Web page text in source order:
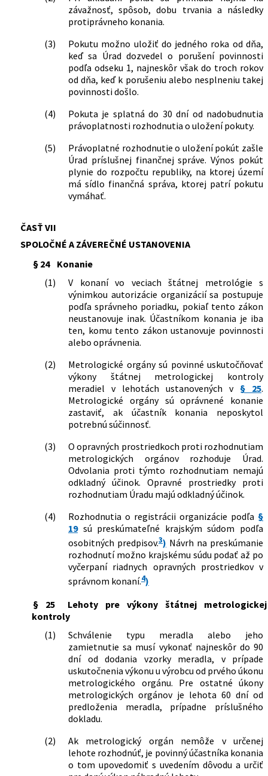
závažnosť, spôsob, dobu trvania a následky
protiprávneho konania.
(3)
Pokutu možno uložiť do jedného roka od dňa,
keď sa Úrad dozvedel o porušení povinnosti
podľa odseku 1, najneskôr však do troch rokov
od dňa, keď k porušeniu alebo nesplneniu takej
povinnosti došlo.
(4)
Pokuta je splatná do 30 dní od nadobudnutia
právoplatnosti rozhodnutia o uložení pokuty.
(5)
Právoplatné rozhodnutie o uložení pokút zašle
Úrad príslušnej finančnej správe. Výnos pokút
plynie do rozpočtu republiky, na ktorej území
má sídlo finančná správa, ktorej patrí pokutu
vymáhať.
ČASŤ VII
SPOLOČNÉ A ZÁVEREČNÉ USTANOVENIA
§ 24
Konanie
(1)
V konaní vo veciach štátnej metrológie s
výnimkou autorizácie organizácií sa postupuje
podľa správneho poriadku, pokiaľ tento zákon
neustanovuje inak. Účastníkom konania je iba
ten, komu tento zákon ustanovuje povinnosti
alebo oprávnenia.
(2)
Metrologické orgány sú povinné uskutočňovať
výkony štátnej metrologickej kontroly
meradiel v lehotách ustanovených v § 25.
Metrologické orgány sú oprávnené konanie
zastaviť, ak účastník konania neposkytol
potrebnú súčinnosť.
(3)
O opravných prostriedkoch proti rozhodnutiam
metrologických orgánov rozhoduje Úrad.
Odvolania proti týmto rozhodnutiam nemajú
odkladný účinok. Opravné prostriedky proti
rozhodnutiam Úradu majú odkladný účinok.
(4)
Rozhodnutia o registrácii organizácie podľa §
19sú preskúmateľné krajským súdom podľa
osobitných predpisov.3) Návrh na preskúmanie
rozhodnutí možno krajskému súdu podať až po
vyčerpaní riadnych opravných prostriedkov v
správnom konaní.4)
§ 25
Lehoty pre výkony štátnej metrologickej
kontroly
(1)
Schválenie typu meradla alebo jeho
zamietnutie sa musí vykonať najneskôr do 90
dní od dodania vzorky meradla, v prípade
uskutočnenia výkonu u výrobcu od prvého úkonu
metrologického orgánu. Pre ostatné úkony
metrologických orgánov je lehota 60 dní od
predloženia meradla, prípadne príslušného
dokladu.
(2)
Ak metrologický orgán nemôže v určenej
lehote rozhodnúť, je povinný účastníka konania
o tom upovedomiť s uvedením dôvodu a určiť